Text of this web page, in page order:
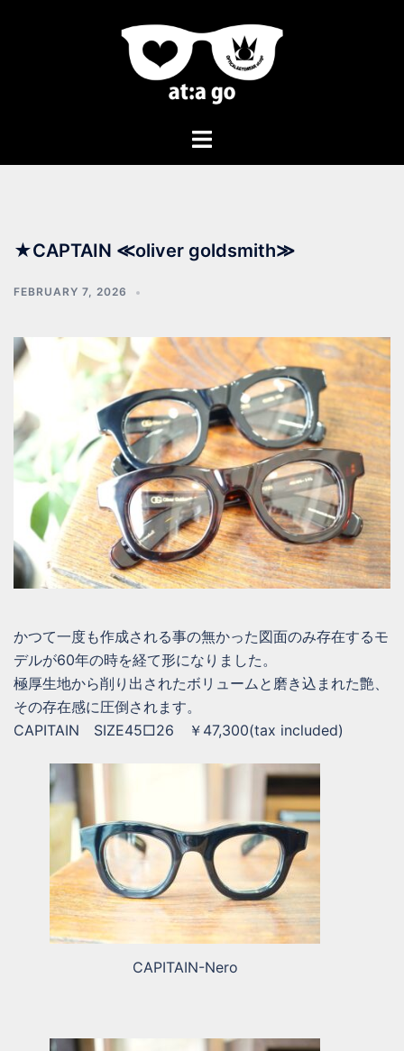
★CAPTAIN ≪oliver goldsmith≫
FEBRUARY 7, 2026
かつて一度も作成される事の無かった図面のみ存在するモ
デルが60年の時を経て形になりました。
極厚生地から削り出されたボリュームと磨き込まれた艶、
その存在感に圧倒されます。
CAPITAIN SIZE45□26 ￥47,300(tax included)
CAPITAIN-Nero